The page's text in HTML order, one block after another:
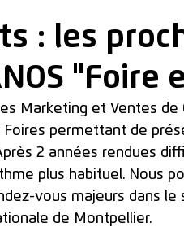
: les
"Foire
Marketing et Ventes de
Foires permettant de
2 années rendues
plus habituel. Nous
vous majeurs dans le
de Montpellier.